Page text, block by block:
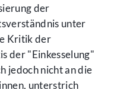
der
unter
Kritik der
der "Einkesselung"
jedoch nicht an die
unterstrich